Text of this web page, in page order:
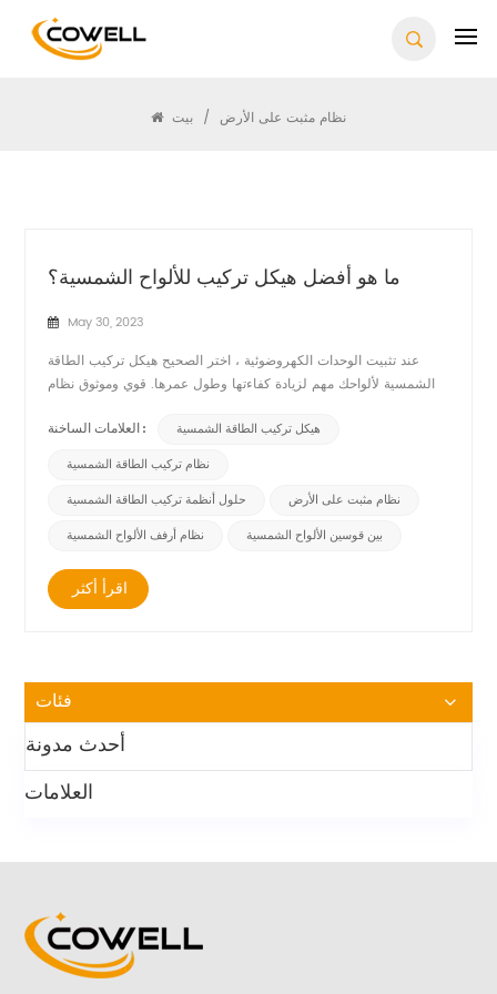
بيت / نظام مثبت على الأرض
ما هو أفضل هيكل تركيب للألواح الشمسية؟
May 30, 2023
عند تثبيت الوحدات الكهروضوئية ، اختر الصحيح هيكل تركيب الطاقة
الشمسية لألواحك مهم لزيادة كفاءتها وطول عمرها. قوي وموثوق نظام
تضمن أيضًا التهوية المناسبة والصرف لمنع الضرر الناجم عن المطر أو
العلامات الساخنة :
هيكل تركيب الطاقة الشمسية
نظام تركيب الطاقة الشمسية
حلول أنظمة تركيب الطاقة الشمسية
نظام مثبت على الأرض
نظام أرفف الألواح الشمسية
بين قوسين الألواح الشمسية
اقرأ أكثر
فئات
أحدث مدونة
العلامات